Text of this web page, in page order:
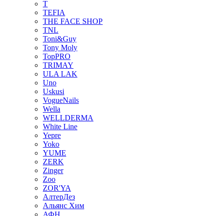
T
TEFIA
THE FACE SHOP
TNL
Toni&Guy
Tony Moly
TopPRO
TRIMAY
ULA LAK
Uno
Uskusi
VogueNails
Wella
WELLDERMA
White Line
Yepre
Yoko
YUME
ZERK
Zinger
Zoo
ZOR'YA
АлтерДез
Альянс Хим
АФН